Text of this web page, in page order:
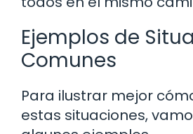
Ejemplos de
Comunes
Para ilustrar mejor
estas situaciones,